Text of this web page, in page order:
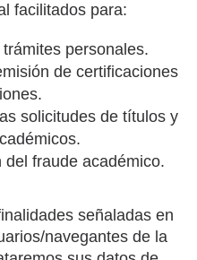
facilitados para:
personales.
de certificaciones
solicitudes de títulos y
del fraude académico.
señaladas en
navegantes de la